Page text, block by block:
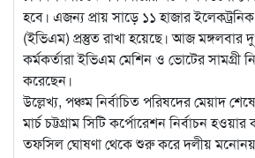
হবে। এজন্য প্রায় সাড়ে ১১ হাজার
(ইভিএম) প্রস্তুত রাখা হয়েছে। আজ মঙ্গলবার
কর্মকর্তারা ইভিএম মেশিন ও ভোটের সামগ্রী
করেছেন।
উল্লেখ্য, পঞ্চম নির্বাচিত পরিষদের মেয়াদ
মার্চ চট্টগ্রাম সিটি কর্পোরেশন নির্বাচন হওয়ার
তফসিল ঘোষণা থেকে শুরু করে দলীয়